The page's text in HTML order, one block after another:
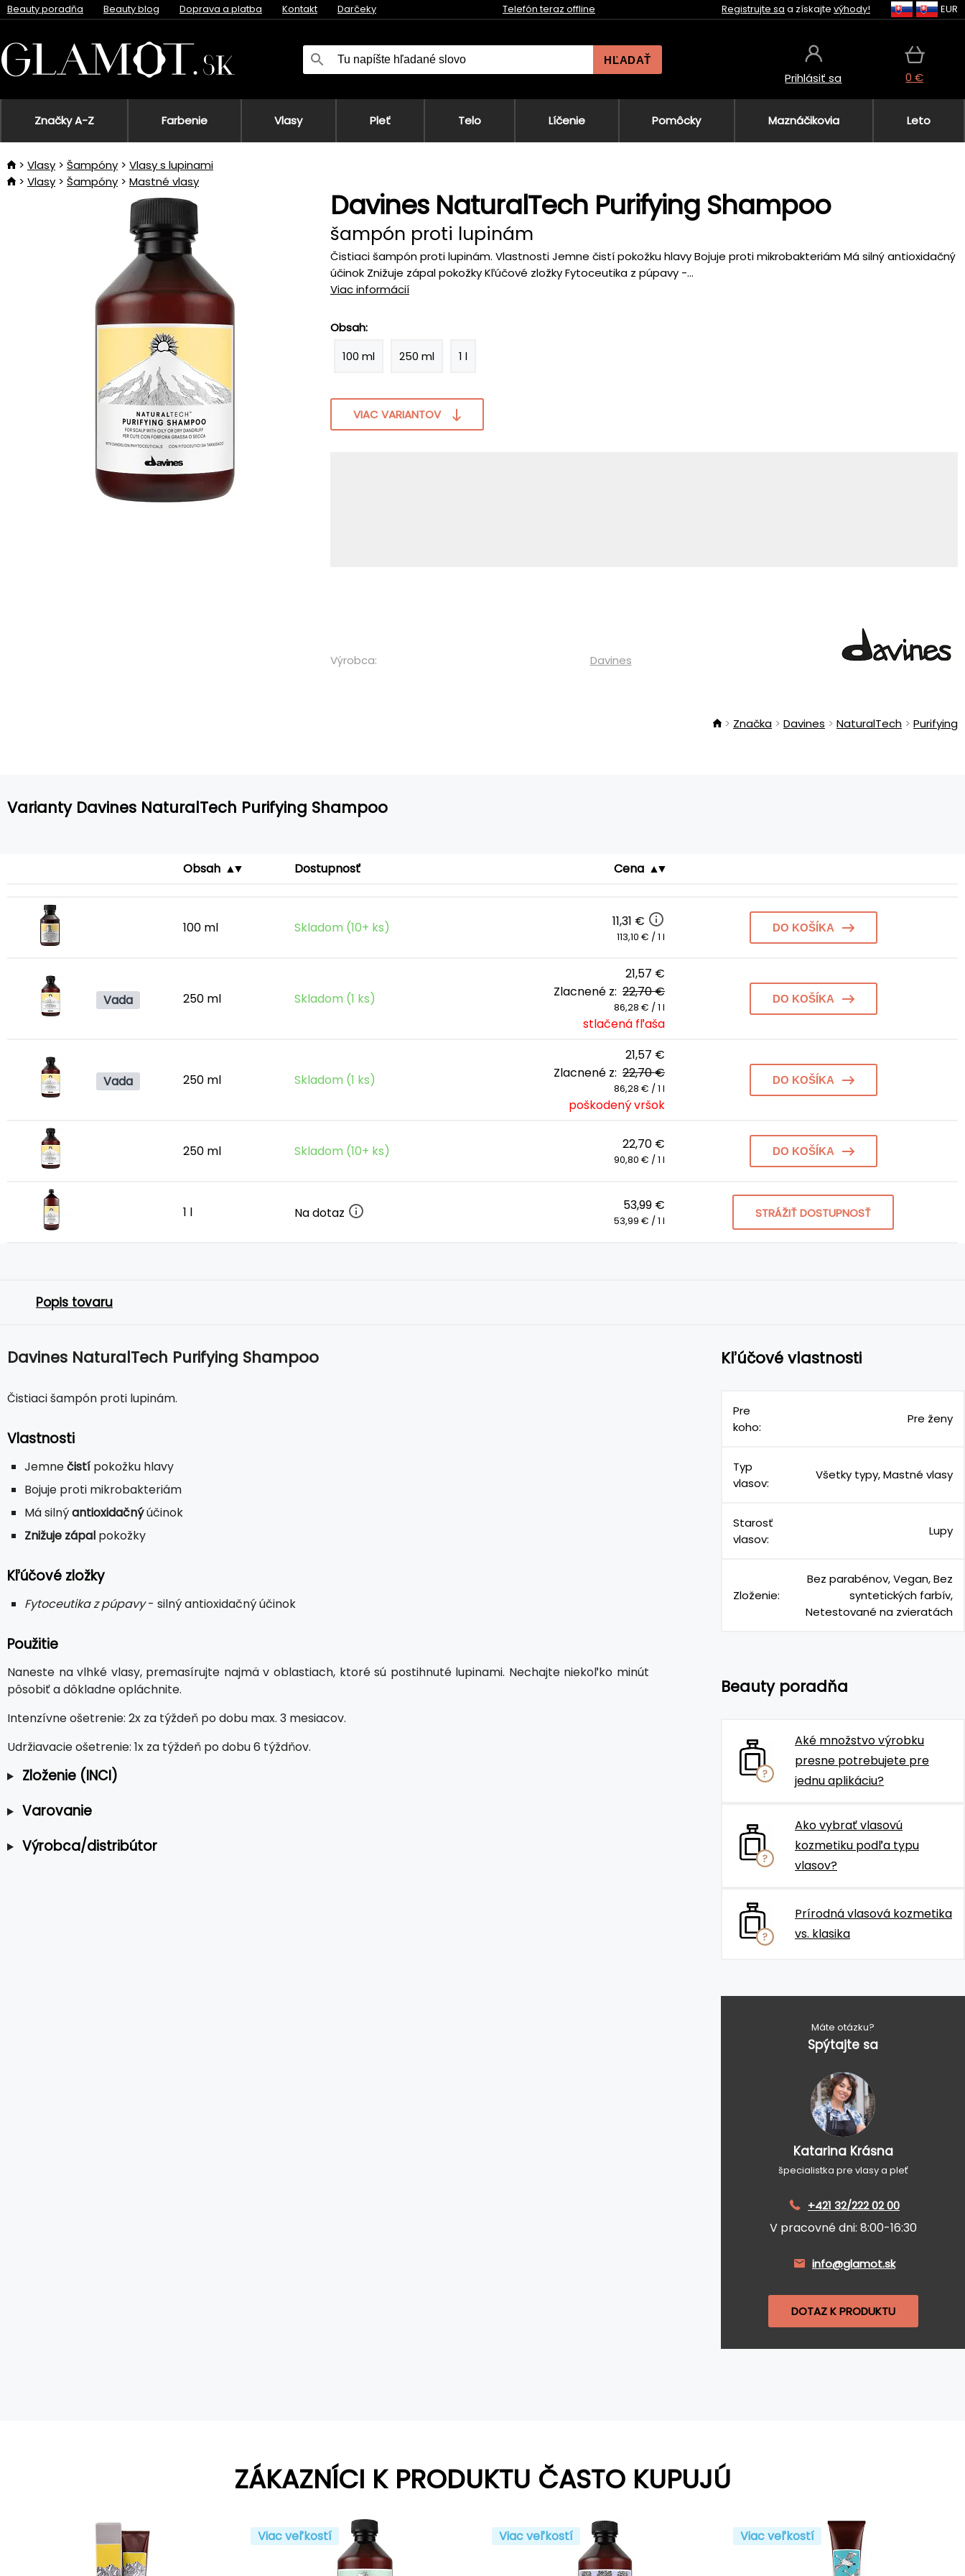
Beauty poradňa Beauty blog Doprava a platba Kontakt Darčeky Telefón teraz offline Registrujte sa a získajte výhody! EUR
HĽADAŤ
Prihlásiť sa 0 €
Značky A-Z Farbenie Vlasy Pleť Telo Líčenie Pomôcky Maznáčikovia Leto
Vlasy Šampóny
Vlasy s lupinami
Vlasy
Šampóny Mastné vlasy
Davines NaturalTech Purifying Shampoo
šampón proti lupinám
Čistiaci šampón proti lupinám. Vlastnosti Jemne čistí pokožku hlavy Bojuje proti mikrobakteriám Má silný antioxidačný
účinok Znižuje zápal pokožky Kľúčové zložky Fytoceutika z púpavy -...
Viac informácií
Obsah:
100 ml
250 ml 1 l
VIAC VARIANTOV
Výrobca: Davines
Značka Davines NaturalTech Purifying
Varianty Davines NaturalTech Purifying Shampoo
Obsah Dostupnosť Cena
100 ml Skladom (10+ ks) 11,31 €
113,10 € / 1 l
DO KOŠÍKA
Vada 250 ml Skladom (1 ks)
21,57 €
Zlacnené z: 22,70 €
86,28 € / 1 l
stlačená fľaša
DO KOŠÍKA
Vada 250 ml Skladom (1 ks)
21,57 €
Zlacnené z: 22,70 €
86,28 € / 1 l
poškodený vršok
DO KOŠÍKA
250 ml Skladom (10+ ks) 22,70 €
90,80 € / 1 l
DO KOŠÍKA
1 l Na dotaz 53,99 €
53,99 € / 1 l
STRÁŽIŤ DOSTUPNOSŤ
Popis tovaru
Davines NaturalTech Purifying Shampoo
Čistiaci šampón proti lupinám.
Vlastnosti
Jemnečistí pokožku hlavy
Bojuje proti mikrobakteriám
Má silnýantioxidačnýúčinok
Znižuje zápal pokožky
Kľúčové zložky
Fytoceutika z púpavy- silný antioxidačný účinok
Použitie
Naneste na vlhké vlasy, premasírujte najmä v oblastiach, ktoré sú postihnuté lupinami. Nechajte niekoľko minút
pôsobiť a dôkladne opláchnite.
Intenzívne ošetrenie: 2x za týždeň po dobu max. 3 mesiacov.
Udržiavacie ošetrenie: 1x za týždeň po dobu 6 týždňov.
Zloženie (INCI)
Varovanie
Výrobca/distribútor
Kľúčové vlastnosti
Pre
koho:
Pre ženy
Typ
vlasov:
Všetky typy, Mastné vlasy
Starosť
vlasov:
Lupy
Zloženie:
Bez parabénov, Vegan, Bez
syntetických farbív,
Netestované na zvieratách
Beauty poradňa
Aké množstvo výrobku
presne potrebujete pre
jednu aplikáciu?
Ako vybrať vlasovú
kozmetiku podľa typu
vlasov?
Prírodná vlasová kozmetika
vs. klasika
Máte otázku?
Spýtajte sa
Katarina Krásna
špecialistka pre vlasy a pleť
+421 32/222 02 00
V pracovné dni: 8:00-16:30
info@glamot.sk
DOTAZ K PRODUKTU
ZÁKAZNÍCI K PRODUKTU ČASTO KUPUJÚ
Viac veľkostí Viac veľkostí Viac veľkostí